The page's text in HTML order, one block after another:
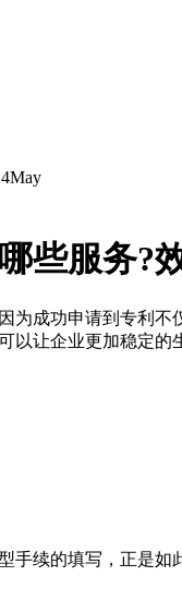
May
些服务?
成功申请到专利不
以让企业更加稳定
续的填写，正是如